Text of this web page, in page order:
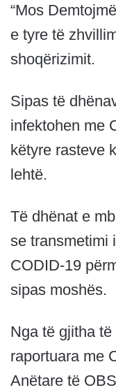
“Mos
e tyre të
shoqërizimit.
Sipas të
infektohen me
këtyre rasteve
lehtë.
Të dhënat e
se transmetimi
CODID-19
sipas moshës.
Nga të gjitha
raportuara me
Anëtare të